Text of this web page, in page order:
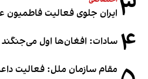
۳ ایران جلوی فعالیت فاطمیون
۴ سادات: افغان‌ها اول
مقام سازمان ملل: فعالیت